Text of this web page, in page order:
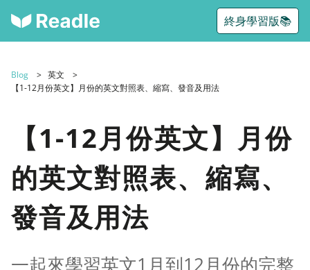
終身學習版📚
Blog
英文
【1-12月份英文】月份的英文對照表、縮寫、發音及用法
【1-12月份英文】月份
的英文對照表、縮寫、
發音及用法
一起來學習英文1月到12月份的完整